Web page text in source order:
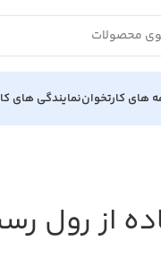
های کارتخواننمایندگی های
از رول